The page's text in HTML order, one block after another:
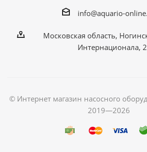
info@aquario-
Московская область,
Интернационала,
© Интернет магазин насосного
2019—2026